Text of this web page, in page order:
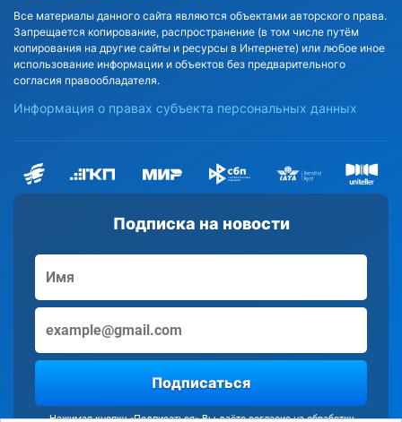
Подписка на новости
Подписаться
Нажимая кнопку «Подписаться» Вы даёте согласие на обработку
Все материалы данного сайта являются объектами авторского права.
Запрещается копирование, распространение (в том числе путём
копирования на другие сайты и ресурсы в Интернете) или любое иное
использование информации и объектов без предварительного
согласия правообладателя.
Информация о правах субъекта персональных данных